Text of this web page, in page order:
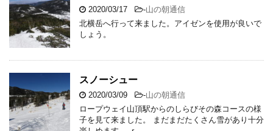
2020/03/17 -山の朝通信
北横岳へ行って来ました。アイゼンを使用が良いで
しょう。
スノーシュー
2020/03/09 -山の朝通信
ロープウェイ山頂駅からのしらびその森コースの様
子を見て来ました。 まだまだたくさん雪があり十分